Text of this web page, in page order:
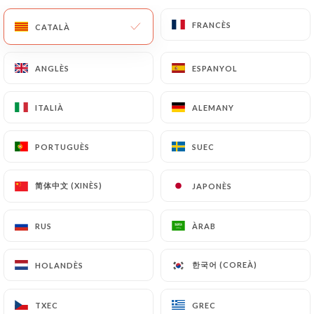
MENÚ
CATALÀ FRANCÈS
ANGLÈS ESPANYOL
ITALIÀ ALEMANY
PORTUGUÈS SUEC
简体中文 (XINÈS) JAPONÈS
RUS ÀRAB
HOLANDÈS 한국어 (COREÀ)
TXEC GREC
Contactar
Bo Bun Marais
CATALÀ FRANCÈS
ANGLÈS ESPANYOL
ITALIÀ ALEMANY
PORTUGUÈS SUEC
简体中文 (XINÈS) JAPONÈS
RUS ÀRAB
HOLANDÈS 한국어 (COREÀ)
TXEC GREC